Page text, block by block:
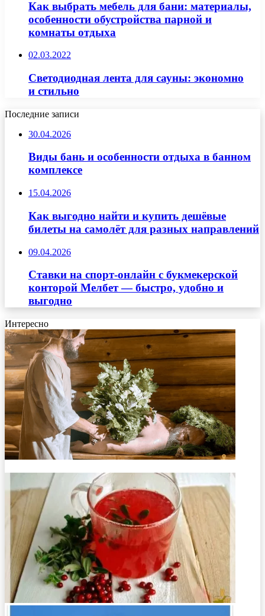
Как выбрать мебель для бани: материалы,
особенности обустройства парной и
комнаты отдыха
02.03.2022
Светодиодная лента для сауны: экономно
и стильно
Последние записи
30.04.2026
Виды бань и особенности отдыха в банном
комплексе
15.04.2026
Как выгодно найти и купить дешёвые
билеты на самолёт для разных направлений
09.04.2026
Ставки на спорт-онлайн с букмекерской
конторой Мелбет — быстро, удобно и
выгодно
Интересно